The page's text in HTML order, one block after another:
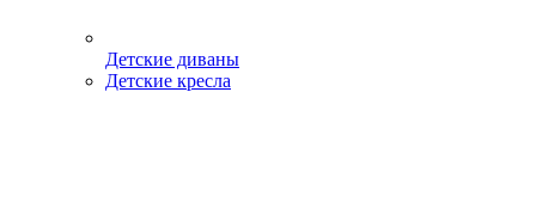
Детские диваны
Детские кресла